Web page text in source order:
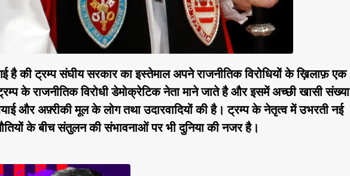
है की ट्रम्प संघीय सरकार का इस्तेमाल अपने राजनीतिक विरोधियों के ख़िलाफ़ एक
के राजनीतिक विरोधी डेमोक्रेटिक नेता माने जाते है और इसमें अच्छी खासी संख्या
और अफ़्रीकी मूल के लोग तथा उदारवादियों की है। ट्रम्प के नेतृत्व में उभरती नई
के बीच संतुलन की संभावनाओं पर भी दुनिया की नजर है।